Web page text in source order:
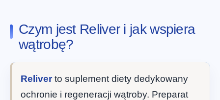
Czym jest Reliver i jak wspiera
wątrobę?
Reliverto suplement diety dedykowany
ochronie i regeneracji wątroby. Preparat